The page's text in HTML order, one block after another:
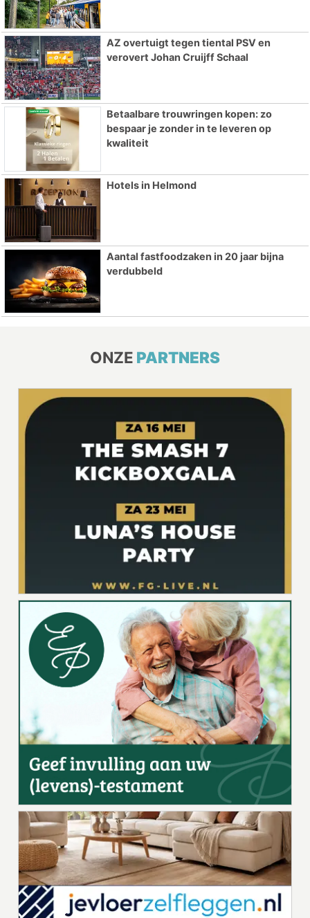
AZ overtuigt tegen tiental PSV en
verovert Johan Cruijff Schaal
Betaalbare trouwringen kopen: zo
bespaar je zonder in te leveren op
kwaliteit
Hotels in Helmond
Aantal fastfoodzaken in 20 jaar bijna
verdubbeld
ONZE PARTNERS